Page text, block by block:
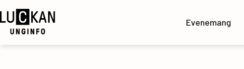
Hoppa
till
innehåll
UngInfo
Evenemang